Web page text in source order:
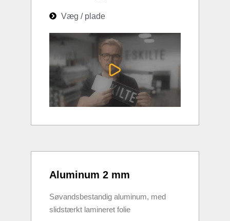
Væg / plade
Aluminum 2 mm
Søvandsbestandig aluminum, med
slidstærkt lamineret folie